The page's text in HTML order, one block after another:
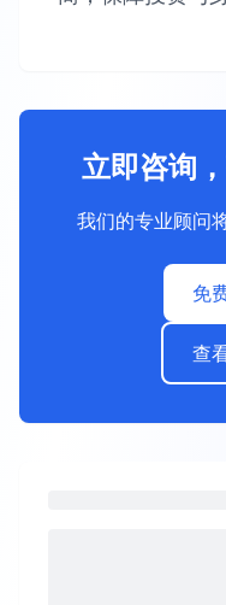
立即咨询
我们的专业顾问
免
查